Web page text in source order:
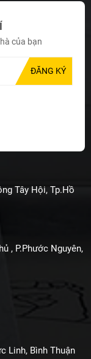
của bạn
Tây Hội, Tp.Hồ
, P.Phước Nguyên,
Linh, Bình Thuận